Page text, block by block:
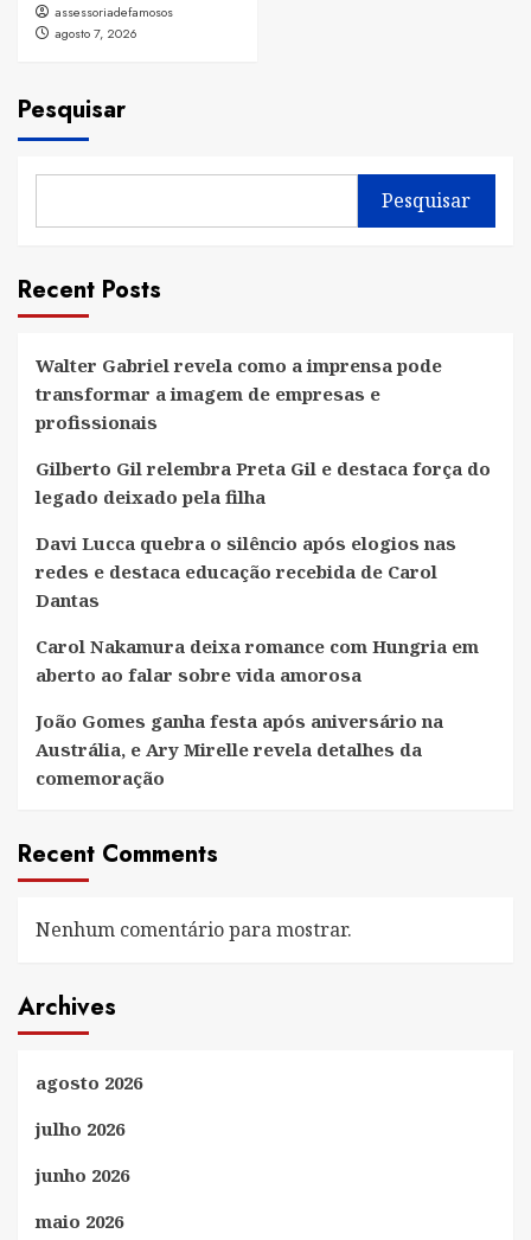
assessoriadefamosos
agosto 7, 2026
Pesquisar
Pesquisar
Recent Posts
Walter Gabriel revela como a imprensa pode
transformar a imagem de empresas e
profissionais
Gilberto Gil relembra Preta Gil e destaca força do
legado deixado pela filha
Davi Lucca quebra o silêncio após elogios nas
redes e destaca educação recebida de Carol
Dantas
Carol Nakamura deixa romance com Hungria em
aberto ao falar sobre vida amorosa
João Gomes ganha festa após aniversário na
Austrália, e Ary Mirelle revela detalhes da
comemoração
Recent Comments
Nenhum comentário para mostrar.
Archives
agosto 2026
julho 2026
junho 2026
maio 2026